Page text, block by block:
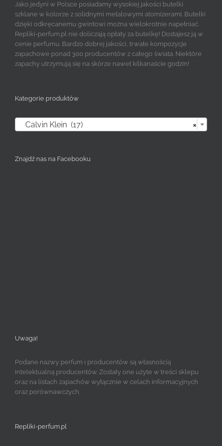
Jako jedyni w Polsce posiadamy wysokiej jakości butelki
szklane w kolorze z solidnymi metalowymi atomizerami. Butelki
dzięki odkręcanemu gwintowi można wielokrotnie napełniać.
Repliki-perfum.pl nie doliczają opłaty za butelkę! Dostajesz ją w
cenie perfumu. Bardzo dobrej jakości, trwałe kompozycje
zapachowe ponad 300 producentów z całego świata. Niektóre
zapachy utrzymują się na skórze nawet kilkanaście godzin!
Kategorie produktów
×
Calvin Klein (17)
Znajdź nas na Facebooku
Uwaga!
Podane nazwy perfum i producentów są własnością
intelektualną producentów. Zostały one użyte w treści sklepu
oraz na listach zapachów wyłącznie w celach informacyjnych
oraz porównawczych.
Repliki-perfum.pl